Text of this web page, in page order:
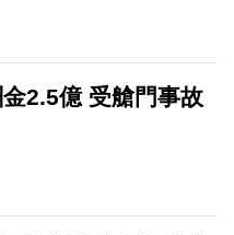
2.5億 受艙門事故